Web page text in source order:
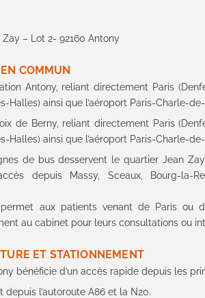
Zay – Lot 2- 92160 Antony
COMMUN
Antony, reliant directement Paris
Halles) ainsi que l’aéroport Paris-Charle-
de Berny, reliant directement Paris
Halles) ainsi que l’aéroport Paris-Charle-
de bus desservent le quartier Jean
depuis Massy, Sceaux, Bourg-la-
aux patients venant de Paris ou
au cabinet pour leurs consultations ou
ET STATIONNEMENT
bénéficie d’un accès rapide depuis les
depuis l’autoroute A86 et la N20.